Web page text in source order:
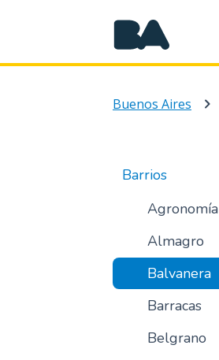
Buenos Aires
Barrios
Agronomía
Almagro
Balvanera
Barracas
Belgrano